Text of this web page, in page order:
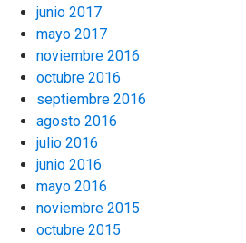
junio 2017
mayo 2017
noviembre 2016
octubre 2016
septiembre 2016
agosto 2016
julio 2016
junio 2016
mayo 2016
noviembre 2015
octubre 2015